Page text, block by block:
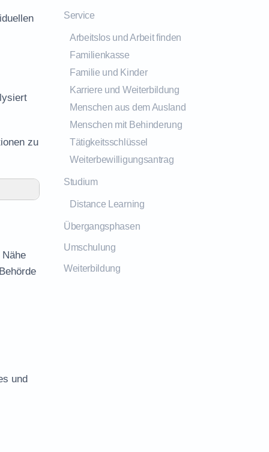
zu
und
Service
Arbeitslos und Arbeit finden
Familienkasse
Familie und Kinder
Karriere und Weiterbildung
Menschen aus dem Ausland
Menschen mit Behinderung
Tätigkeitsschlüssel
Weiterbewilligungsantrag
Studium
Distance Learning
Übergangsphasen
Umschulung
Weiterbildung